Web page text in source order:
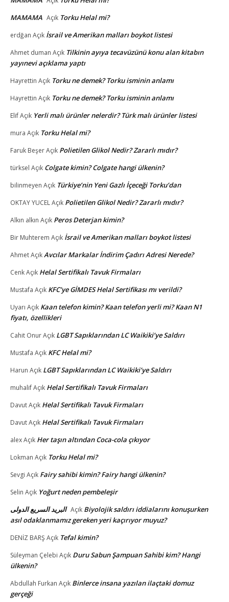
MAMAMA Açık Torku Helal mi?
erdğan Açık İsrail ve Amerikan malları boykot listesi
Ahmet duman Açık Tilkinin ayıya tecavüzünü konu alan kitabın
yayınevi açıklama yaptı
Hayrettin Açık Torku ne demek? Torku isminin anlamı
Hayrettin Açık Torku ne demek? Torku isminin anlamı
ElifAçık Yerli malı ürünler nelerdir? Türk malı ürünler listesi
mura Açık Torku Helal mi?
Faruk BeşerAçık Polietilen Glikol Nedir? Zararlı mıdır?
türksel Açık Colgate kimin? Colgate hangi ülkenin?
bilinmeyen Açık Türkiye’nin Yeni Gazlı İçeceği Torku’dan
OKTAY YUCELAçık Polietilen Glikol Nedir? Zararlı mıdır?
Alkın alkın Açık Peros Deterjan kimin?
Bir Muhterem Açık İsrail ve Amerikan malları boykot listesi
AhmetAçıkAvcılar Markalar İndirim Çadırı Adresi Nerede?
CenkAçık Helal Sertifikalı Tavuk Firmaları
Mustafa Açık KFC’ye GİMDES Helal Sertifikası mı verildi?
Uyarı Açık Kaan telefon kimin? Kaan telefon yerli mi? Kaan N1
fiyatı, özellikleri
Cahit OnurAçık LGBT Sapıklarından LC Waikiki’ye Saldırı
Mustafa Açık KFC Helal mi?
Harun Açık LGBT Sapıklarından LC Waikiki’ye Saldırı
muhalifAçık Helal Sertifikalı Tavuk Firmaları
DavutAçık Helal Sertifikalı Tavuk Firmaları
DavutAçık Helal Sertifikalı Tavuk Firmaları
alexAçık Her taşın altından Coca-cola çıkıyor
Lokman Açık Torku Helal mi?
Sevgi Açık Fairy sahibi kimin? Fairy hangi ülkenin?
Selin Açık Yoğurt neden pembeleşir
البريد السريع الدولى Açık Biyolojik saldırı iddialarını konuşurken
asıl odaklanmamız gereken yeri kaçırıyor muyuz?
DENİZ BARŞ Açık Tefal kimin?
Süleyman Çelebi Açık Duru Sabun Şampuan Sahibi kim? Hangi
ülkenin?
Abdullah Furkan Açık Binlerce insana yazılan ilaçtaki domuz
gerçeği